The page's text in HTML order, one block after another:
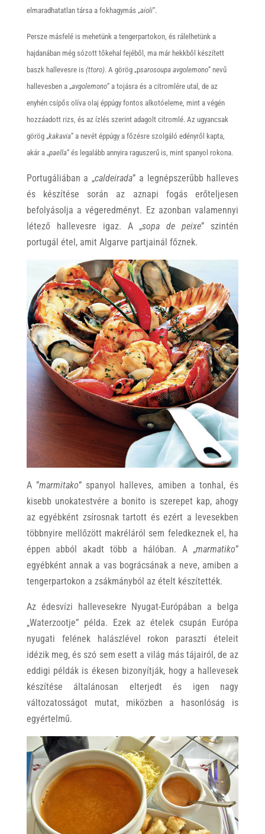
elmaradhatatlan társa a fokhagymás „aioli”.
Persze másfelé is mehetünk a tengerpartokon, és rálelhetünk a
hajdanában még sózott tőkehal fejéből, ma már hekkből készített
baszk hallevesre is (ttoro). A görög „psarosoupa avgolemono” nevű
hallevesben a „avgolemono” a tojásra és a citromlére utal, de az
enyhén csípős olíva olaj éppúgy fontos alkotóeleme, mint a végén
hozzáadott rizs, és az ízlés szerint adagolt citromlé. Az ugyancsak
görög „kakavia” a nevét éppúgy a főzésre szolgáló edényről kapta,
akár a „paella” és legalább annyira raguszerű is, mint spanyol rokona.
Portugáliában a „caldeirada” a legnépszerűbb halleves
és készítése során az aznapi fogás erőteljesen
befolyásolja a végeredményt. Ez azonban valamennyi
létező hallevesre igaz. A „sopa de peixe” szintén
portugál étel, amit Algarve partjainál főznek.
A ”marmitako” spanyol halleves, amiben a tonhal, és
kisebb unokatestvére a bonito is szerepet kap, ahogy
az egyébként zsírosnak tartott és ezért a levesekben
többnyire mellőzött makréláról sem feledkeznek el, ha
éppen abból akadt több a hálóban. A „marmatiko”
egyébként annak a vas bográcsának a neve, amiben a
tengerpartokon a zsákmányból az ételt készítették.
Az édesvízi hallevesekre Nyugat-Európában a belga
„Waterzootje” példa. Ezek az ételek csupán Európa
nyugati felének halászlével rokon paraszti ételeit
idézik meg, és szó sem esett a világ más tájairól, de az
eddigi példák is ékesen bizonyítják, hogy a hallevesek
készítése általánosan elterjedt és igen nagy
változatosságot mutat, miközben a hasonlóság is
egyértelmű.